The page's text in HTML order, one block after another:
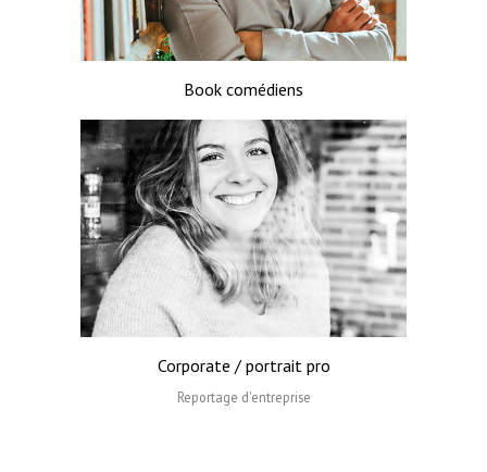
Book comédiens
Corporate / portrait pro
Reportage d'entreprise